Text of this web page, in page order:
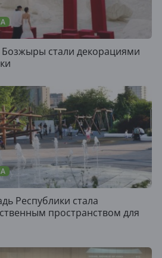
стали декорациями
Республики стала
пространством для